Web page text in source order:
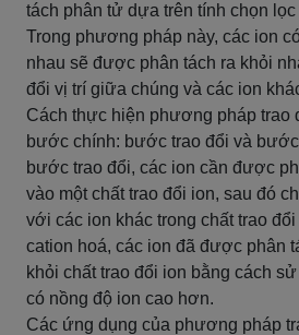
tách phân tử dựa trên tính chọn
Trong phương pháp này, các ion
nhau sẽ được phân tách ra khỏi
đổi vị trí giữa chúng và các ion
Cách thực hiện phương pháp trao
bước chính: bước trao đổi và
bước trao đổi, các ion cần được
vào một chất trao đổi ion, sau đó
với các ion khác trong chất trao
cation hoá, các ion đã được phân
khỏi chất trao đổi ion bằng cách
có nồng độ ion cao hơn.
Các ứng dụng của phương pháp